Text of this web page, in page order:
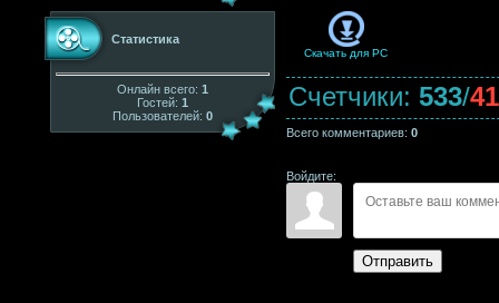
Статистика
Онлайн всего: 1
Гостей: 1
Пользователей: 0
Скачать для PC
Счетчики: 533/
Всего комментариев: 0
Войдите:
Отправить